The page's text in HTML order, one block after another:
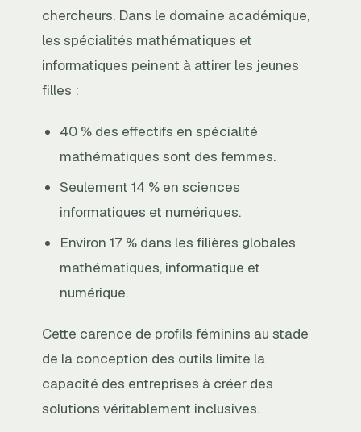
chercheurs. Dans le domaine académique,
les spécialités mathématiques et
informatiques peinent à attirer les jeunes
filles :
40 % des effectifs en spécialité
mathématiques sont des femmes.
Seulement 14 % en sciences
informatiques et numériques.
Environ 17 % dans les filières globales
mathématiques, informatique et
numérique.
Cette carence de profils féminins au stade
de la conception des outils limite la
capacité des entreprises à créer des
solutions véritablement inclusives.